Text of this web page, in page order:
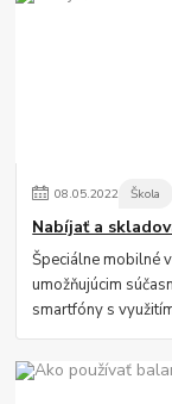
08.05.2022 Škola
Nabíjať a
Špeciálne mobilné
umožňujúcim
smartfóny s